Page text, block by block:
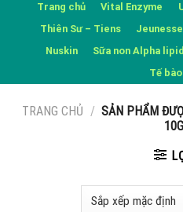
Trang chủ Vital Enzyme
Thiên Sư – Tiens
Jeunesse
Nuskin
Sữa non Alpha lipid
Tế
TRANG CHỦ / SẢN PHẨM